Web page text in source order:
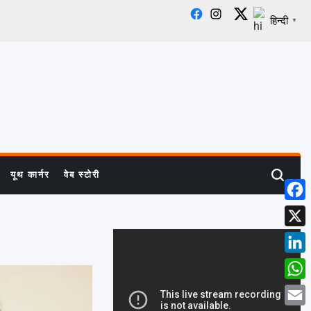
Facebook
Instagram
X हिन्दी ▼
यूथ कार्नर वेब स्टोरी Search
X